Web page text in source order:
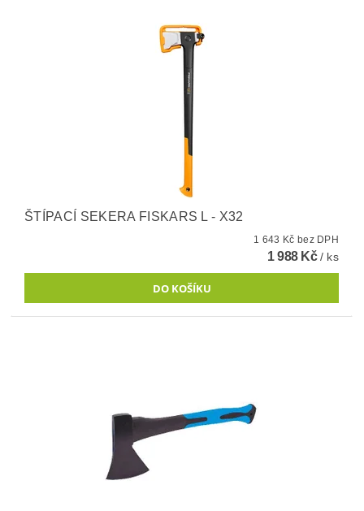
ŠTÍPACÍ SEKERA FISKARS L - X32
1 643 Kč bez DPH
1 988 Kč/ ks